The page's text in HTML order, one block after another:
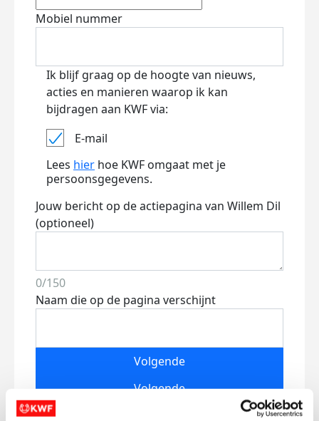
Mobiel nummer
Ik blijf graag op de hoogte van nieuws,
acties en manieren waarop ik kan
bijdragen aan KWF via:
E-mail
Lees hier hoe KWF omgaat met je
persoonsgegevens.
Jouw bericht op de actiepagina van Willem Dil
(optioneel)
0/150
Naam die op de pagina verschijnt
Volgende
Volgende